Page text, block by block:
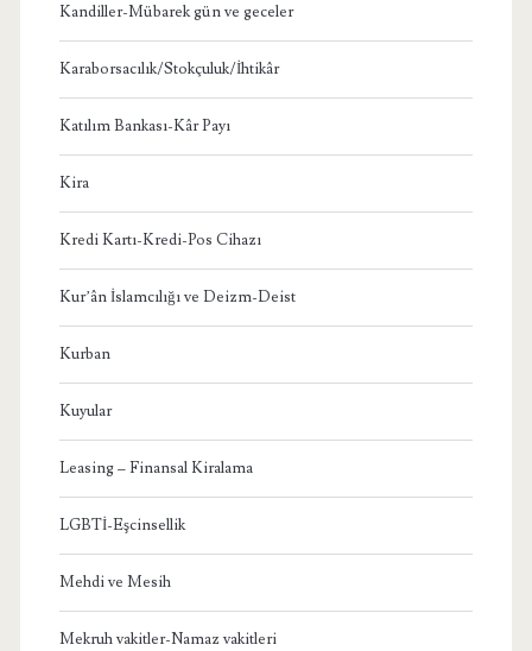
Kandiller-Mübarek gün ve geceler
Karaborsacılık/Stokçuluk/İhtikâr
Katılım Bankası-Kâr Payı
Kira
Kredi Kartı-Kredi-Pos Cihazı
Kur’ân İslamcılığı ve Deizm-Deist
Kurban
Kuyular
Leasing – Finansal Kiralama
LGBTİ-Eşcinsellik
Mehdi ve Mesih
Mekruh vakitler-Namaz vakitleri